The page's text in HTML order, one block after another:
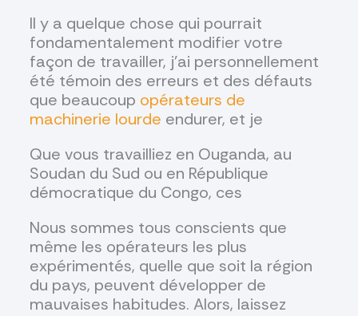
Il y a quelque chose qui pourrait
fondamentalement modifier votre
façon de travailler, j'ai personnellement
été témoin des erreurs et des défauts
que beaucoup opérateurs de
machinerie lourde endurer, et je
Que vous travailliez en Ouganda, au
Soudan du Sud ou en République
démocratique du Congo, ces
Nous sommes tous conscients que
même les opérateurs les plus
expérimentés, quelle que soit la région
du pays, peuvent développer de
mauvaises habitudes. Alors, laissez